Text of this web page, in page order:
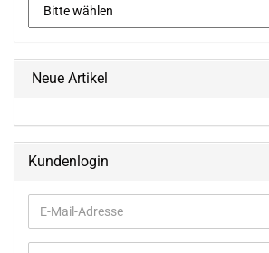
Neue Artikel
Kundenlogin
E-
Mail-
Adresse